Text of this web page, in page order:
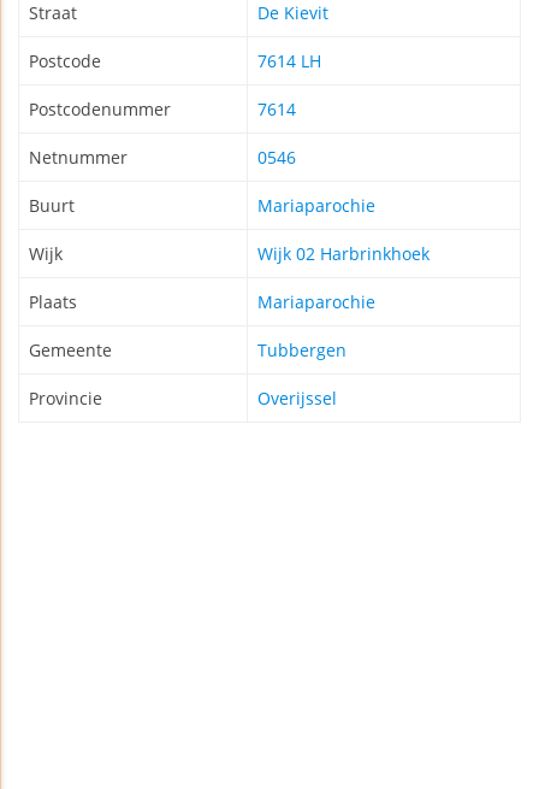
Straat De Kievit
Postcode 7614 LH
Postcodenummer 7614
Netnummer 0546
Buurt Mariaparochie
Wijk Wijk 02 Harbrinkhoek
Plaats Mariaparochie
Gemeente Tubbergen
Provincie Overijssel